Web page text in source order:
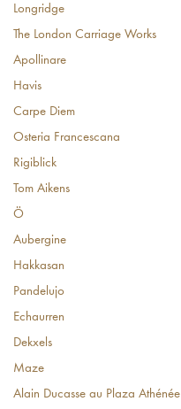
Longridge
The London Carriage Works
Apollinare
Havis
Carpe Diem
Osteria Francescana
Rigiblick
Tom Aikens
Ö
Aubergine
Hakkasan
Pandelujo
Echaurren
Dekxels
Maze
Alain Ducasse au Plaza Athénée